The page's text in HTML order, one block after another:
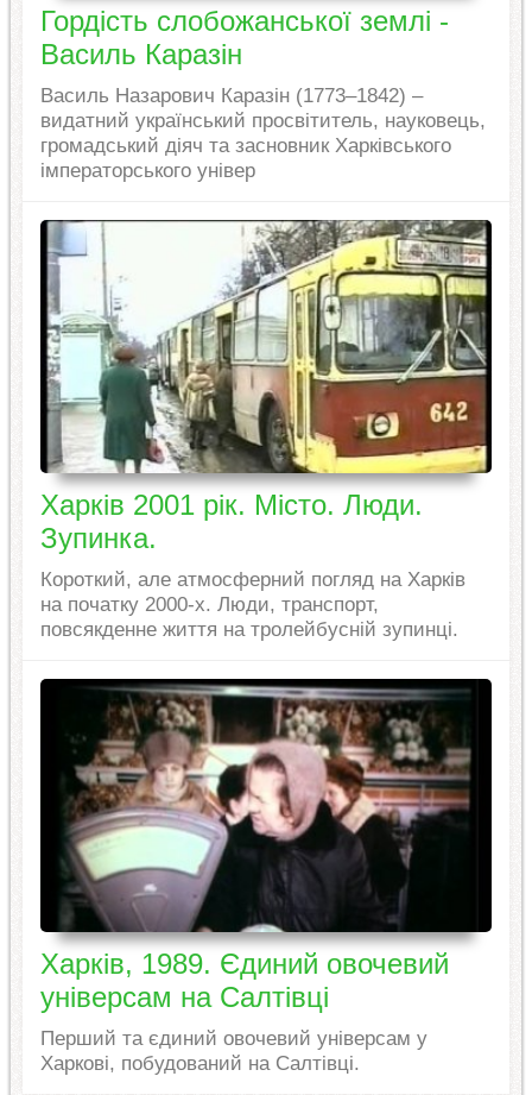
Гордість слобожанської землі -
Василь Каразін
Василь Назарович Каразін (1773–1842) –
видатний український просвітитель, науковець,
громадський діяч та засновник Харківського
імператорського універ
Харків 2001 рік. Місто. Люди.
Зупинка.
Короткий, але атмосферний погляд на Харків
на початку 2000-х. Люди, транспорт,
повсякденне життя на тролейбусній зупинці.
Харків, 1989. Єдиний овочевий
універсам на Салтівці
Перший та єдиний овочевий універсам у
Харкові, побудований на Салтівці.